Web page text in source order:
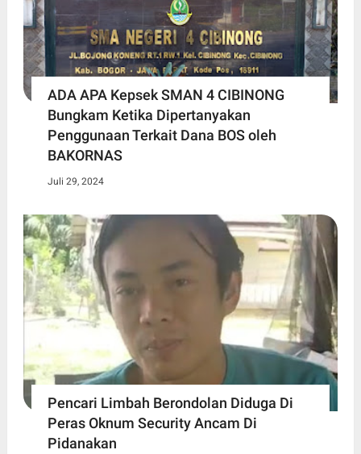
ADA APA Kepsek SMAN 4 CIBINONG
Bungkam Ketika Dipertanyakan
Penggunaan Terkait Dana BOS oleh
BAKORNAS
Juli 29, 2024
Pencari Limbah Berondolan Diduga Di
Peras Oknum Security Ancam Di
Pidanakan